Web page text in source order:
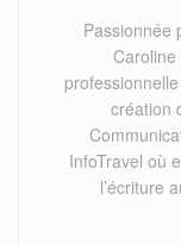
Passionnée
création
InfoTravel où
l’écriture